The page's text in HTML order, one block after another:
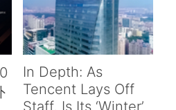
In Depth: As
Tencent Lays Off
Staff, Is Its ‘Winter’